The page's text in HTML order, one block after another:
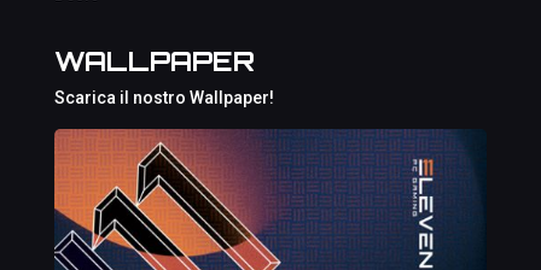
WALLPAPER
Scarica il nostro Wallpaper!